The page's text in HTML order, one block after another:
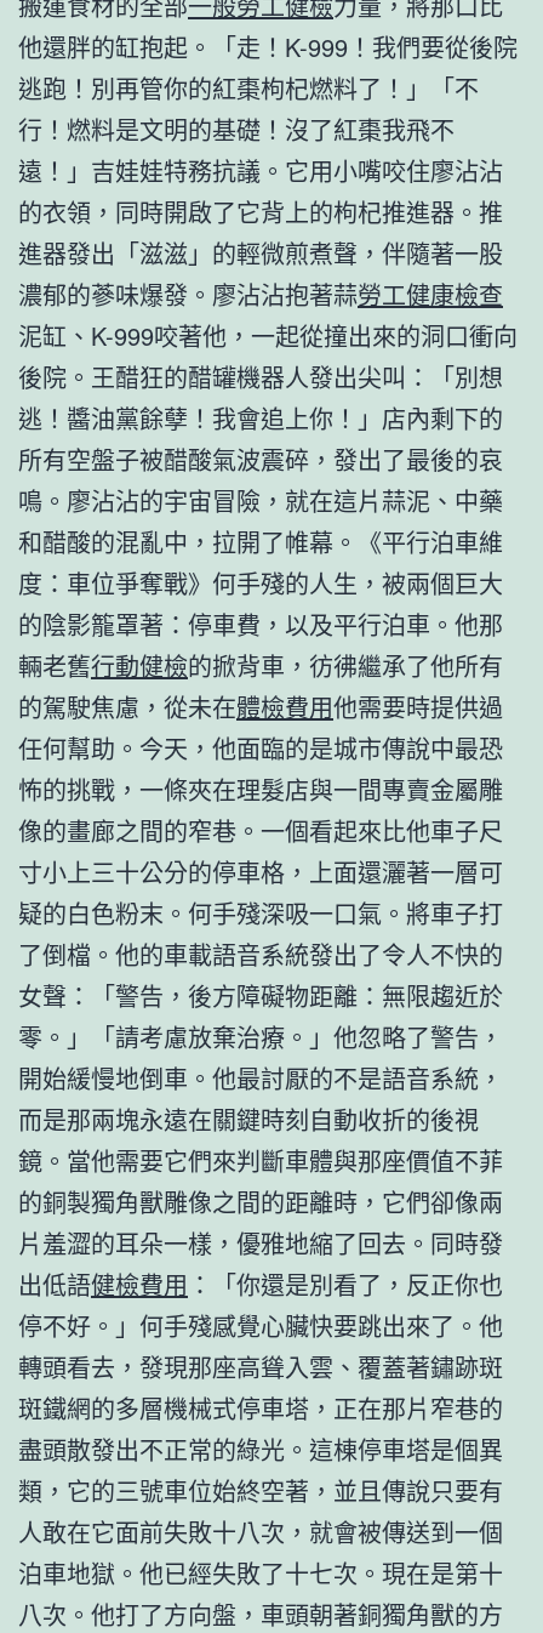
他還胖的缸抱起。「走！K-999！我們要從後院
逃跑！別再管你的紅棗枸杞燃料了！」「不
行！燃料是文明的基礎！沒了紅棗我飛不
遠！」吉娃娃特務抗議。它用小嘴咬住廖沾沾
的衣領，同時開啟了它背上的枸杞推進器。推
進器發出「滋滋」的輕微煎煮聲，伴隨著一股
濃郁的蔘味爆發。廖沾沾抱著蒜勞工健康檢查
泥缸、K-999咬著他，一起從撞出來的洞口衝向
後院。王醋狂的醋罐機器人發出尖叫：「別想
逃！醬油黨餘孽！我會追上你！」店內剩下的
所有空盤子被醋酸氣波震碎，發出了最後的哀
鳴。廖沾沾的宇宙冒險，就在這片蒜泥、中藥
和醋酸的混亂中，拉開了帷幕。《平行泊車維
度：車位爭奪戰》何手殘的人生，被兩個巨大
的陰影籠罩著：停車費，以及平行泊車。他那
輛老舊行動健檢的掀背車，彷彿繼承了他所有
的駕駛焦慮，從未在體檢費用他需要時提供過
任何幫助。今天，他面臨的是城市傳說中最恐
怖的挑戰，一條夾在理髮店與一間專賣金屬雕
像的畫廊之間的窄巷。一個看起來比他車子尺
寸小上三十公分的停車格，上面還灑著一層可
疑的白色粉末。何手殘深吸一口氣。將車子打
了倒檔。他的車載語音系統發出了令人不快的
女聲：「警告，後方障礙物距離：無限趨近於
零。」「請考慮放棄治療。」他忽略了警告，
開始緩慢地倒車。他最討厭的不是語音系統，
而是那兩塊永遠在關鍵時刻自動收折的後視
鏡。當他需要它們來判斷車體與那座價值不菲
的銅製獨角獸雕像之間的距離時，它們卻像兩
片羞澀的耳朵一樣，優雅地縮了回去。同時發
出低語健檢費用 ：「你還是別看了，反正你也
停不好。」何手殘感覺心臟快要跳出來了。他
轉頭看去，發現那座高聳入雲、覆蓋著鏽跡斑
斑鐵網的多層機械式停車塔，正在那片窄巷的
盡頭散發出不正常的綠光。這棟停車塔是個異
類，它的三號車位始終空著，並且傳說只要有
人敢在它面前失敗十八次，就會被傳送到一個
泊車地獄。他已經失敗了十七次。現在是第十
八次。他打了方向盤，車頭朝著銅獨角獸的方